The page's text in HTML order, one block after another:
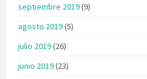
septiembre 2019(9)
agosto 2019(5)
julio 2019(26)
junio 2019(23)